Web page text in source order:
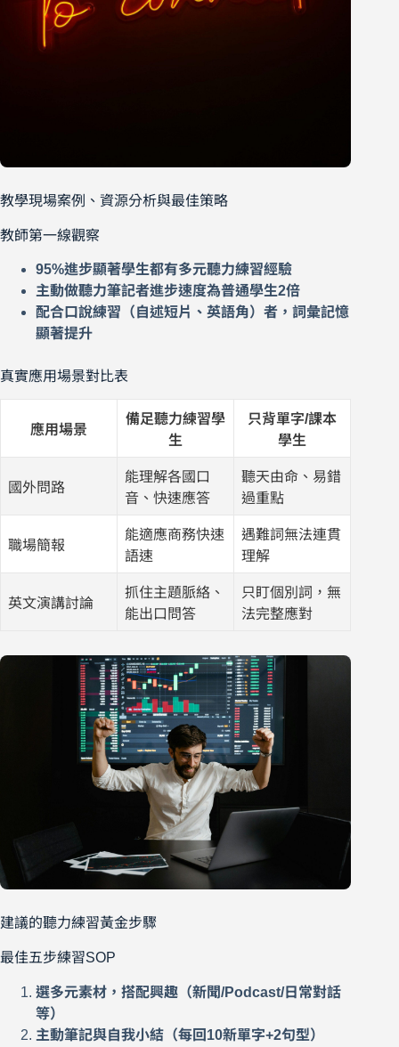
教學現場案例、資源分析與最佳策略
教師第一線觀察
95%進步顯著學生都有多元聽力練習經驗
主動做聽力筆記者進步速度為普通學生2倍
配合口說練習（自述短片、英語角）者，詞彙記憶
顯著提升
真實應用場景對比表
應用場景
備足聽力練習學
生
只背單字/課本
學生
國外問路
能理解各國口
音、快速應答
聽天由命、易錯
過重點
職場簡報
能適應商務快速
語速
遇難詞無法連貫
理解
英文演講討論
抓住主題脈絡、
能出口問答
只盯個別詞，無
法完整應對
建議的聽力練習黃金步驟
最佳五步練習SOP
選多元素材，搭配興趣（新聞/Podcast/日常對話
等）
主動筆記與自我小結（每回10新單字+2句型）